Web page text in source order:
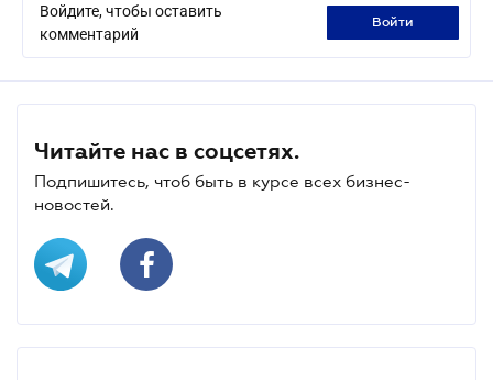
Войдите, чтобы оставить
комментарий
войти
Читайте нас в соцсетях.
Подпишитесь, чтоб быть в курсе всех бизнес-
новостей.